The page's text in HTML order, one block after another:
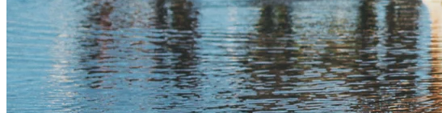
> cavallo
> evoboot
> explora boot
> flex boots
> pioneer hoof boots
> renegade boots
> scootboot